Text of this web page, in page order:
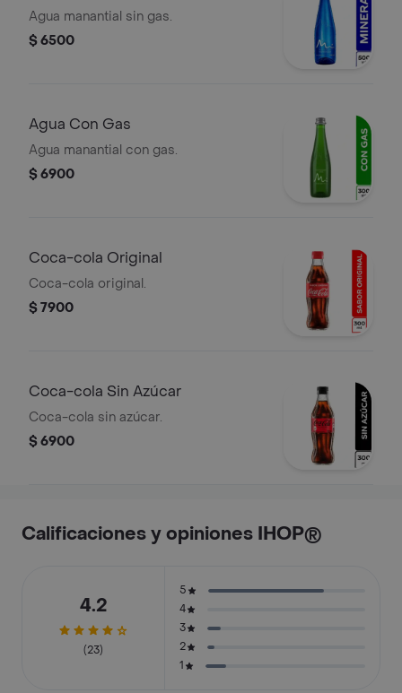
Agua manantial sin gas.
$ 6500
Agua Con Gas
Agua manantial con gas.
$ 6900
Coca-cola Original
Coca-cola original.
$ 7900
Coca-cola Sin Azúcar
Coca-cola sin azúcar.
$ 6900
Calificaciones y opiniones IHOP®
4.2
(23)
5
4
3
2
1